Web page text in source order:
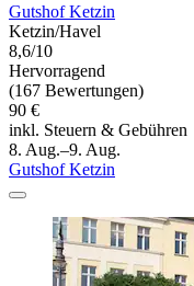
Gutshof Ketzin
Ketzin/Havel
8,6/10
Hervorragend
(167 Bewertungen)
90 €
inkl. Steuern & Gebühren
8. Aug.–9. Aug.
Gutshof Ketzin